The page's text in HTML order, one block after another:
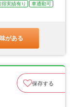
実績有り
車通勤可
がある
保存する